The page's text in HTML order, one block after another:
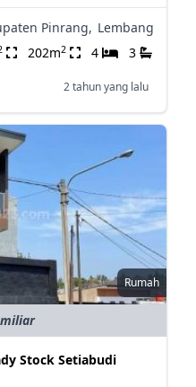
Pinrang, Lembang
202m2 4 3
2 tahun yang lalu
Rumah
Stock Setiabudi